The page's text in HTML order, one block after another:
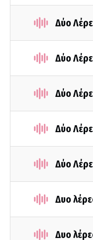
Δύο
Δύο
Δύο
Δύο
Δύο
Δυο
Δυο